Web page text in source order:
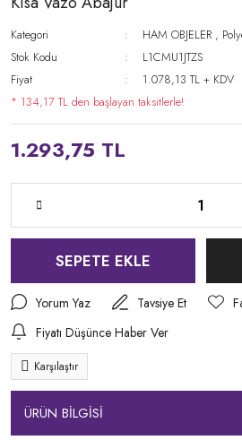
Kategori HAM OBJELER ,
Stok Kodu
L1CMU1JTZS
Fiyat
1.078,13 TL + KDV
* 134,17 TL den başlayan taksitlerle!
1.293,75 TL
SEPETE EKLE
Yorum Yaz
Tavsiye Et
Fiyatı Düşünce Haber Ver
Karşılaştır
ÜRÜN BİLGİSİ